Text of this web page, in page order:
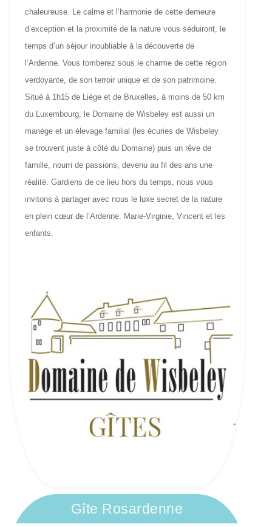
chaleureuse. Le calme et l’harmonie de cette demeure
d’exception et la proximité de la nature vous séduiront, le
temps d’un séjour inoubliable à la découverte de
l’Ardenne. Vous tomberez sous le charme de cette région
verdoyante, de son terroir unique et de son patrimoine.
Situé à 1h15 de Liège et de Bruxelles, à moins de 50 km
du Luxembourg, le Domaine de Wisbeley est aussi un
manège et un élevage familial (les écuries de Wisbeley
se trouvent juste à côté du Domaine) puis un rêve de
famille, nourri de passions, devenu au fil des ans une
réalité. Gardiens de ce lieu hors du temps, nous vous
invitons à partager avec nous le luxe secret de la nature
en plein cœur de l’Ardenne. Marie-Virginie, Vincent et les
enfants.
Gîte Rosardenne